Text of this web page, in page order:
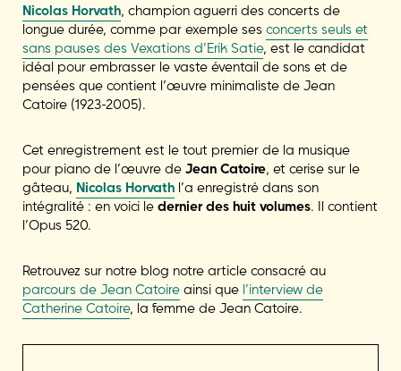
Nicolas Horvath, champion aguerri des concerts de
longue durée, comme par exemple ses concerts seuls et
sans pauses des Vexations d’Erik Satie, est le candidat
idéal pour embrasser le vaste éventail de sons et de
pensées que contient l’œuvre minimaliste de Jean
Catoire (1923-2005).
Cet enregistrement est le tout premier de la musique
pour piano de l’œuvre de Jean Catoire, et cerise sur le
gâteau, Nicolas Horvath l’a enregistré dans son
intégralité : en voici le dernier des huit volumes. Il contient
l’Opus 520.
Retrouvez sur notre blog notre article consacré au
parcours de Jean Catoire ainsi que l’interview de
Catherine Catoire, la femme de Jean Catoire.